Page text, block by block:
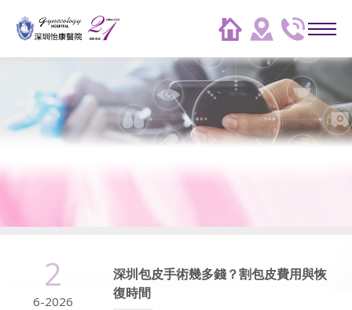
2
6-2026
深圳包皮手術幾多錢？割包皮費用與恢
復時間